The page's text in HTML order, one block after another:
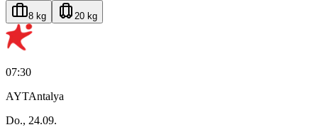
8 kg 20 kg
07:30
AYTAntalya
Do., 24.09.